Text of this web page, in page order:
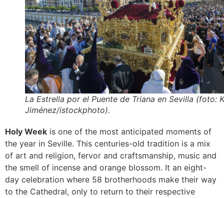
La Estrella por el Puente de Triana en Sevilla (foto:
Jiménez/istockphoto).
Holy Week is one of the most anticipated moments of
the year in Seville. This centuries-old tradition is a mix
of art and religion, fervor and craftsmanship, music and
the smell of incense and orange blossom. It an eight-
day celebration where 58 brotherhoods make their way
to the Cathedral, only to return to their respective